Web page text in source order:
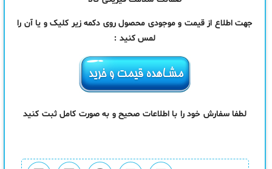
جهت اطلاع از قیمت و موجودی محصول روی دکمه زیر کلیک و یا آن را
لمس کنید :
لطفا سفارش خود را با اطلاعات صحیح و به صورت کامل ثبت کنید